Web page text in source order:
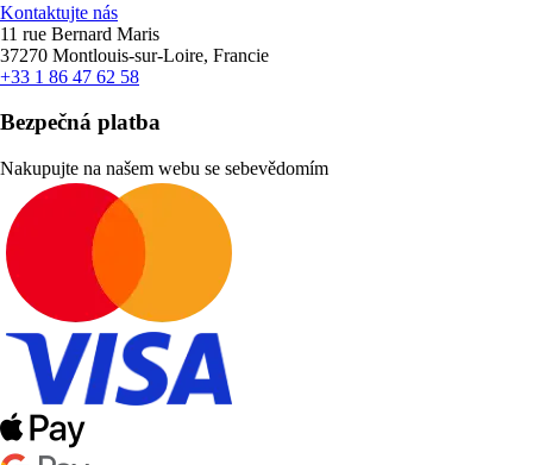
Kontaktujte nás
11 rue Bernard Maris
37270 Montlouis-sur-Loire, Francie
+33 1 86 47 62 58
Bezpečná platba
Nakupujte na našem webu se sebevědomím